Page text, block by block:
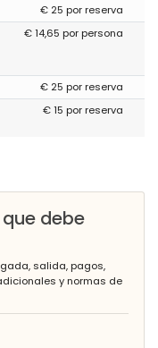
€ 25 por reserva
€ 14,65 por persona
€ 25 por reserva
€ 15 por reserva
debe
salida, pagos,
y normas de